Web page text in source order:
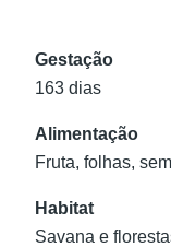
Gestação
163 dias
Alimentação
Fruta, folhas,
Habitat
Savana e